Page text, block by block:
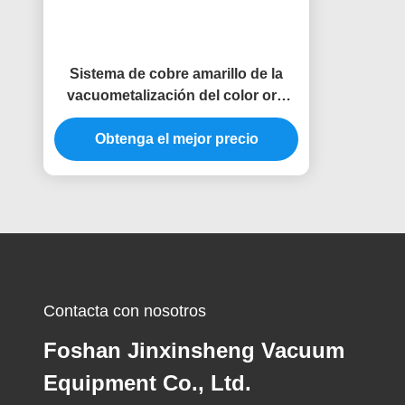
Sistema de cobre amarillo de la
vacuometalización del color oro
PVD del grifo del golpecito de agua
de la aleación del cinc de la
capacidad grande
Obtenga el mejor precio
Contacta con nosotros
Foshan Jinxinsheng Vacuum
Equipment Co., Ltd.